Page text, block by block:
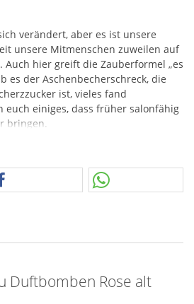
verändert, aber es ist unsere
unsere Mitmenschen zuweilen auf
Auch hier greift die Zauberformel „es
es der Aschenbecherschreck, die
ist, vieles fand
euch einiges, dass früher salonfähig
bringen.
mit Rosen auf der Schachtel.
leider nur einmal vorhanden.
Duftbomben Rose alt